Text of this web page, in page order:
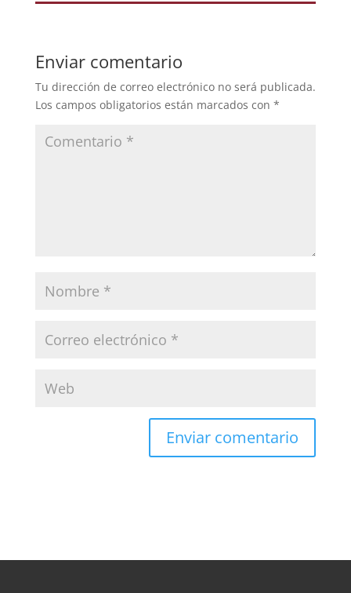
Enviar comentario
Tu dirección de correo electrónico no será publicada.
Los campos obligatorios están marcados con *